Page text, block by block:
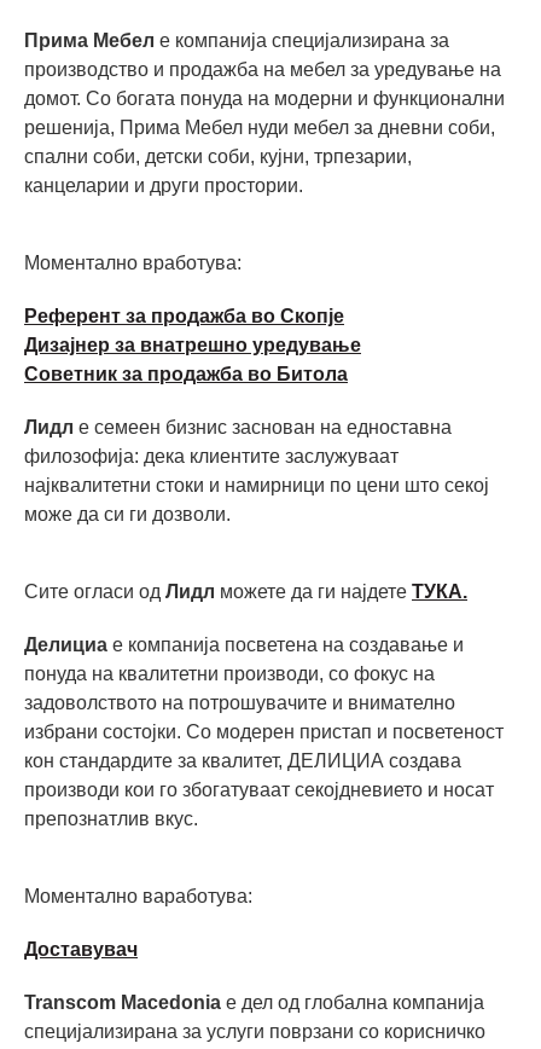
Прима Мебел е компанија специјализирана за
производство и продажба на мебел за уредување на
домот. Со богата понуда на модерни и функционални
решенија, Прима Мебел нуди мебел за дневни соби,
спални соби, детски соби, кујни, трпезарии,
канцеларии и други простории.
Моментално вработува:
Референт за продажба во Скопје
Дизајнер за внатрешно уредување
Советник за продажба во Битола
Лидл е семеен бизнис заснован на едноставна
филозофија: дека клиентите заслужуваат
најквалитетни стоки и намирници по цени што секој
може да си ги дозволи.
Сите огласи од Лидл можете да ги најдете ТУКА.
Делициа е компанија посветена на создавање и
понуда на квалитетни производи, со фокус на
задоволството на потрошувачите и внимателно
избрани состојки. Со модерен пристап и посветеност
кон стандардите за квалитет, ДЕЛИЦИА создава
производи кои го збогатуваат секојдневието и носат
препознатлив вкус.
Моментално ваработува:
Доставувач
Transcom Macedonia е дел од глобална компанија
специјализирана за услуги поврзани со корисничко